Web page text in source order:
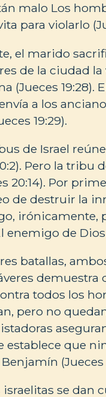
malo Los
para violarlo
el marido
de la ciudad
(Jueces 19:28).
a los
19:29).
de Israel
Pero la
20:14). Por
de destruir la
enemigo de
batallas,
demuestra
todos los
pero no
establece que
(Jueces
se dan